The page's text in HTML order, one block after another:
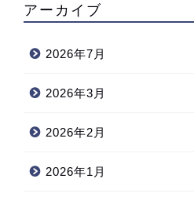
アーカイブ
2026年7月
2026年3月
2026年2月
2026年1月